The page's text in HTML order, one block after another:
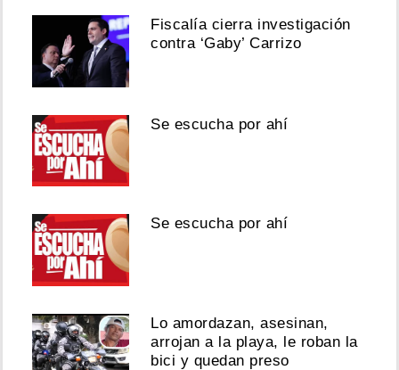
Fiscalía cierra investigación
contra ‘Gaby’ Carrizo
Se escucha por ahí
Se escucha por ahí
Lo amordazan, asesinan,
arrojan a la playa, le roban la
bici y quedan preso